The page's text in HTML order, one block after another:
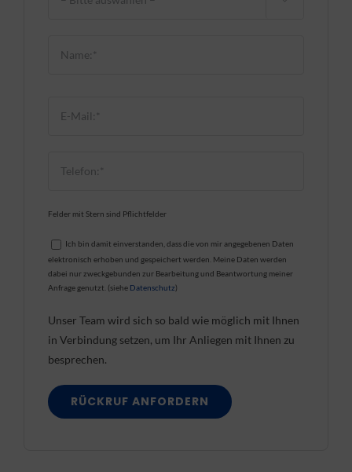
Felder mit Stern sind Pflichtfelder
Ich bin damit einverstanden, dass die von mir angegebenen Daten
elektronisch erhoben und gespeichert werden. Meine Daten werden
dabei nur zweckgebunden zur Bearbeitung und Beantwortung meiner
Anfrage genutzt. (siehe Datenschutz)
Unser Team wird sich so bald wie möglich mit Ihnen
in Verbindung setzen, um Ihr Anliegen mit Ihnen zu
besprechen.